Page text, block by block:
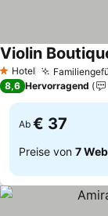
1 Sterne
Hotel
Violin
8,6 Hervorragend
Ab € 37
Preise von 7